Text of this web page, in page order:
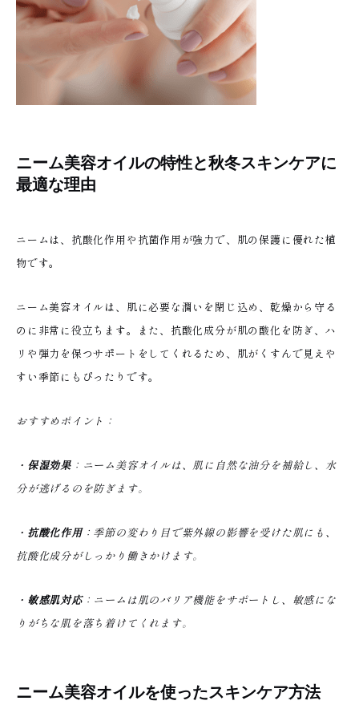
ニーム美容オイルの特性と秋冬スキンケアに
最適な理由
ニームは、抗酸化作用や抗菌作用が強力で、肌の保護に優れた植
物です。
ニーム美容オイルは、肌に必要な潤いを閉じ込め、乾燥から守る
のに非常に役立ちます。また、抗酸化成分が肌の酸化を防ぎ、ハ
リや弾力を保つサポートをしてくれるため、肌がくすんで見えや
すい季節にもぴったりです。
おすすめポイント：
・ 保湿効果：ニーム美容オイルは、肌に自然な油分を補給し、水
分が逃げるのを防ぎます。
・ 抗酸化作用：季節の変わり目で紫外線の影響を受けた肌にも、
抗酸化成分がしっかり働きかけます。
・ 敏感肌対応：ニームは肌のバリア機能をサポートし、敏感にな
りがちな肌を落ち着けてくれます。
ニーム美容オイルを使ったスキンケア方法